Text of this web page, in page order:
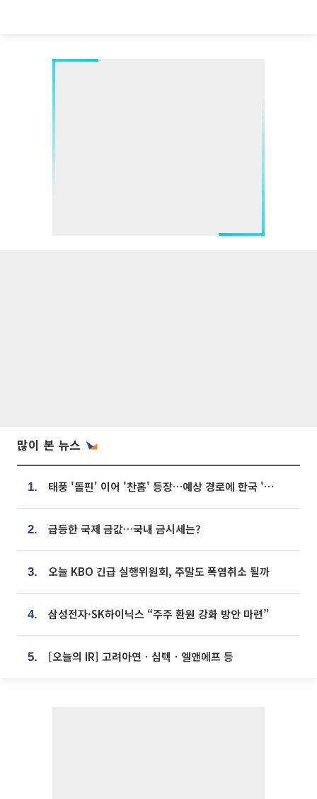
많이 본 뉴스
1. 태풍 '돌핀' 이어 '찬홈' 등장…예상 경로에 한국 '한숨'
2. 급등한 국제 금값…국내 금시세는?
3. 오늘 KBO 긴급 실행위원회, 주말도 폭염취소 될까
4. 삼성전자·SK하이닉스 “주주 환원 강화 방안 마련”
5. [오늘의 IR] 고려아연ㆍ심텍ㆍ엘앤에프 등